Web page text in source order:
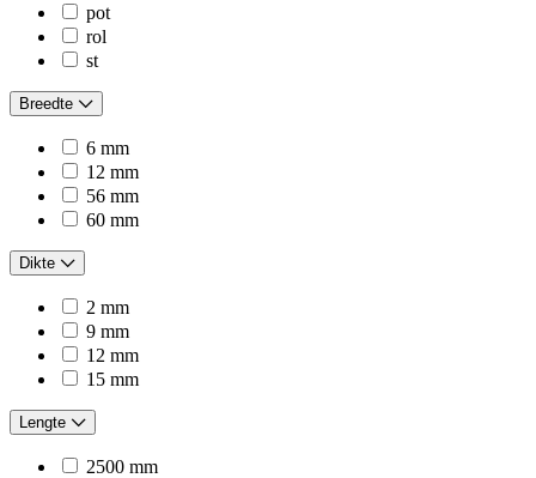
pot
rol
st
Breedte
6 mm
12 mm
56 mm
60 mm
Dikte
2 mm
9 mm
12 mm
15 mm
Lengte
2500 mm